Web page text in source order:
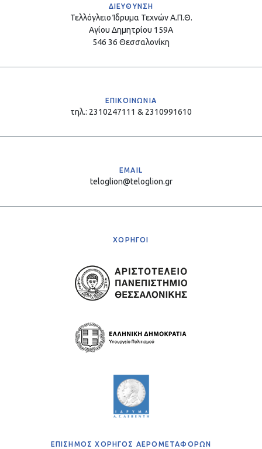
ΔΙΕΥΘΥΝΣΗ
Τελλόγλειο Ίδρυμα Τεχνών Α.Π.Θ.
Αγίου Δημητρίου 159Α
546 36 Θεσσαλονίκη
ΕΠΙΚΟΙΝΩΝΙΑ
τηλ.: 2310247111 & 2310991610
EMAIL
teloglion@teloglion.gr
ΧΟΡΗΓΟΙ
ΕΠΙΣΗΜΟΣ ΧΟΡΗΓΟΣ ΑΕΡΟΜΕΤΑΦΟΡΩΝ